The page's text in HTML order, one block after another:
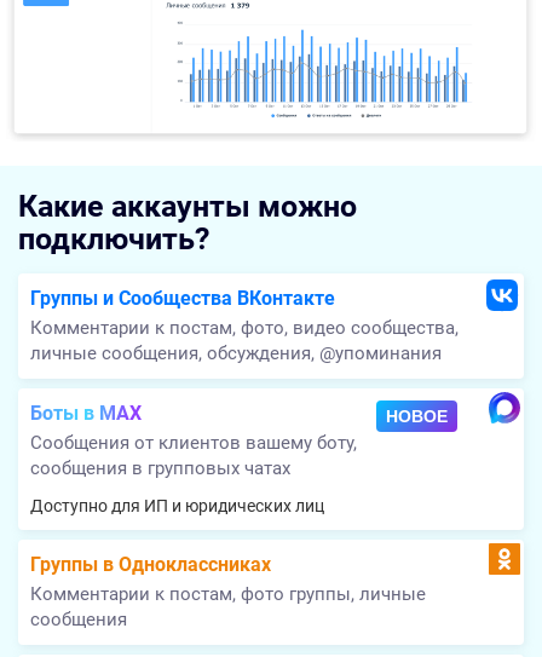
Какие аккаунты можно
подключить?
Группы и Сообщества ВКонтакте
Комментарии к постам, фото, видео сообщества,
личные сообщения, обсуждения, @упоминания
Боты в MAX НОВОЕ
Сообщения от клиентов вашему боту,
сообщения в групповых чатах
Доступно для ИП и юридических лиц
Группы в Одноклассниках
Комментарии к постам, фото группы, личные
сообщения